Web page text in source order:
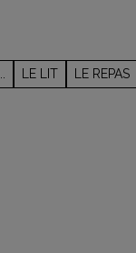
LE LIT LE REPAS